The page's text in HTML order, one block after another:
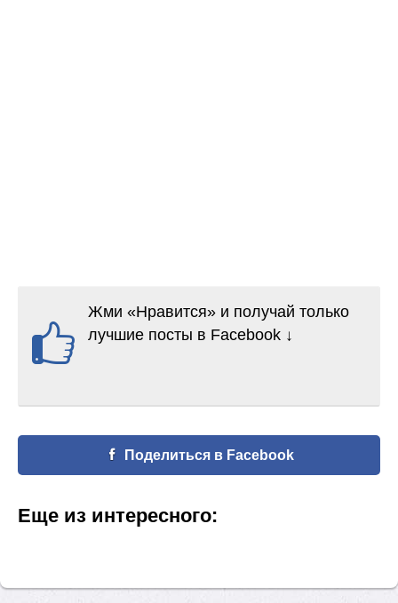
Жми «Нравится» и получай только
лучшие посты в Facebook ↓
Поделиться в Facebook
Еще из интересного: